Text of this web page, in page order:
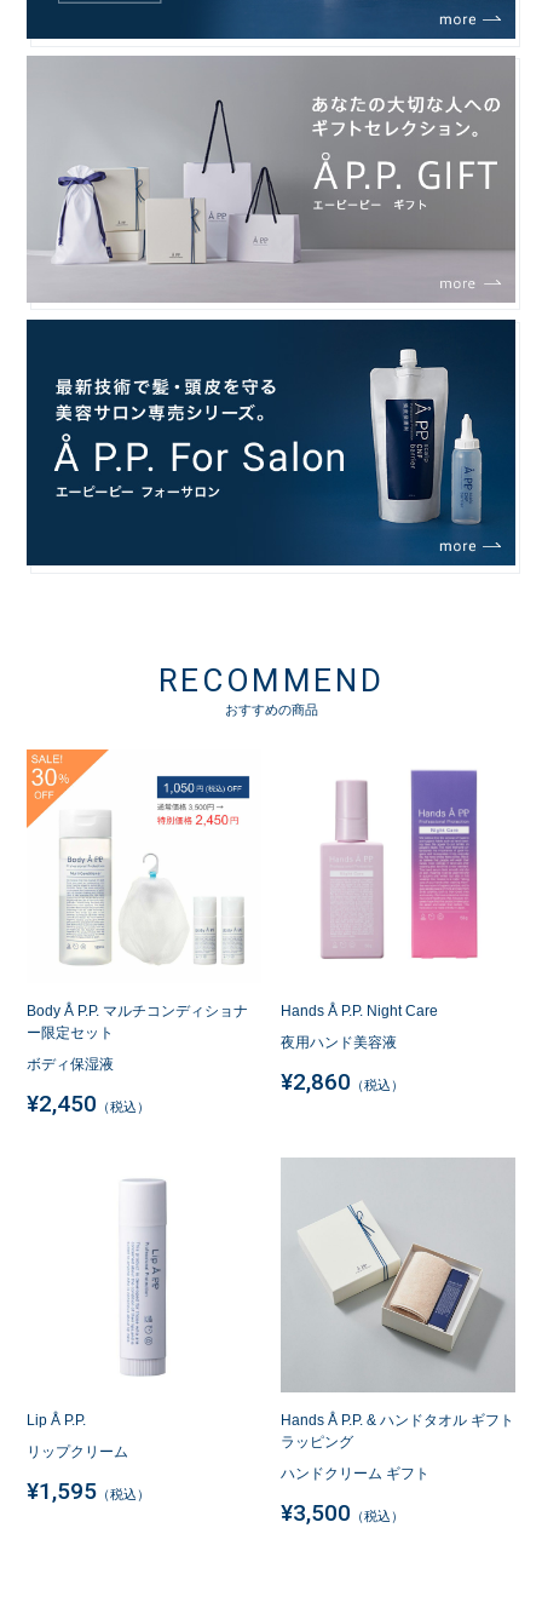
RECOMMEND
おすすめの商品
Body Å P.P. マルチコンディショナ
ー限定セット
ボディ保湿液
¥2,450 （税込）
Hands Å P.P. Night Care
夜用ハンド美容液
¥2,860 （税込）
Lip Å P.P.
リップクリーム
¥1,595 （税込）
Hands Å P.P. & ハンドタオル ギフト
ラッピング
ハンドクリーム ギフト
¥3,500 （税込）